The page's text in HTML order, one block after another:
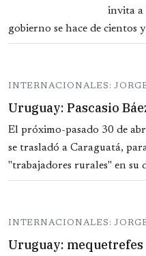
invita a
gobierno se hace de cientos
INTERNACIONALES:
Uruguay: Pascasio
El próximo-pasado 30 de
se trasladó a Caraguatá,
"trabajadores rurales" en su
INTERNACIONALES:
Uruguay: mequetrefes